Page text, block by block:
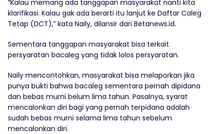
“Kalau memang ada tanggapan masyarakat nanti kita
klarifikasi. Kalau gak ada berarti itu lanjut ke Daftar Caleg
Tetap (DCT),” kata Naily, dilansir dari Betanews.id.
Sementara tanggapan masyarakat bisa terkait
persyaratan bacaleg yang tidak lolos persyaratan.
Naily mencontohkan, masyarakat bisa melaporkan jika
punya bukti bahwa bacaleg sementara pernah dipidana
dan bebas murni belum lima tahun. Pasalnya, syarat
mencalonkan diri bagi yang pernah terpidana adalah
sudah bebas murni selama lima tahun sebelum
mencalonkan diri.